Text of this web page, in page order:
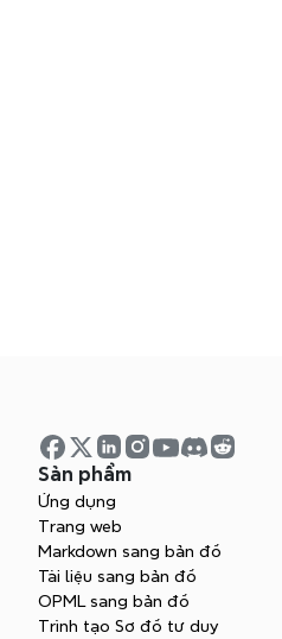
Sản phẩm
Ứng dụng
Trang web
Markdown sang bản đồ
Tài liệu sang bản đồ
OPML sang bản đồ
Trình tạo Sơ đồ tư duy